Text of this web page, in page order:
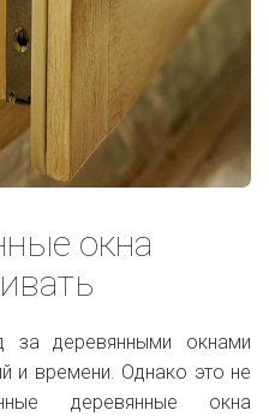
окна
за деревянными окнами
и времени. Однако это не
деревянные окна